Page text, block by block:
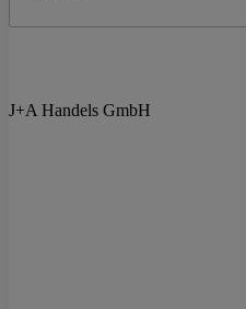
J+A Handels GmbH